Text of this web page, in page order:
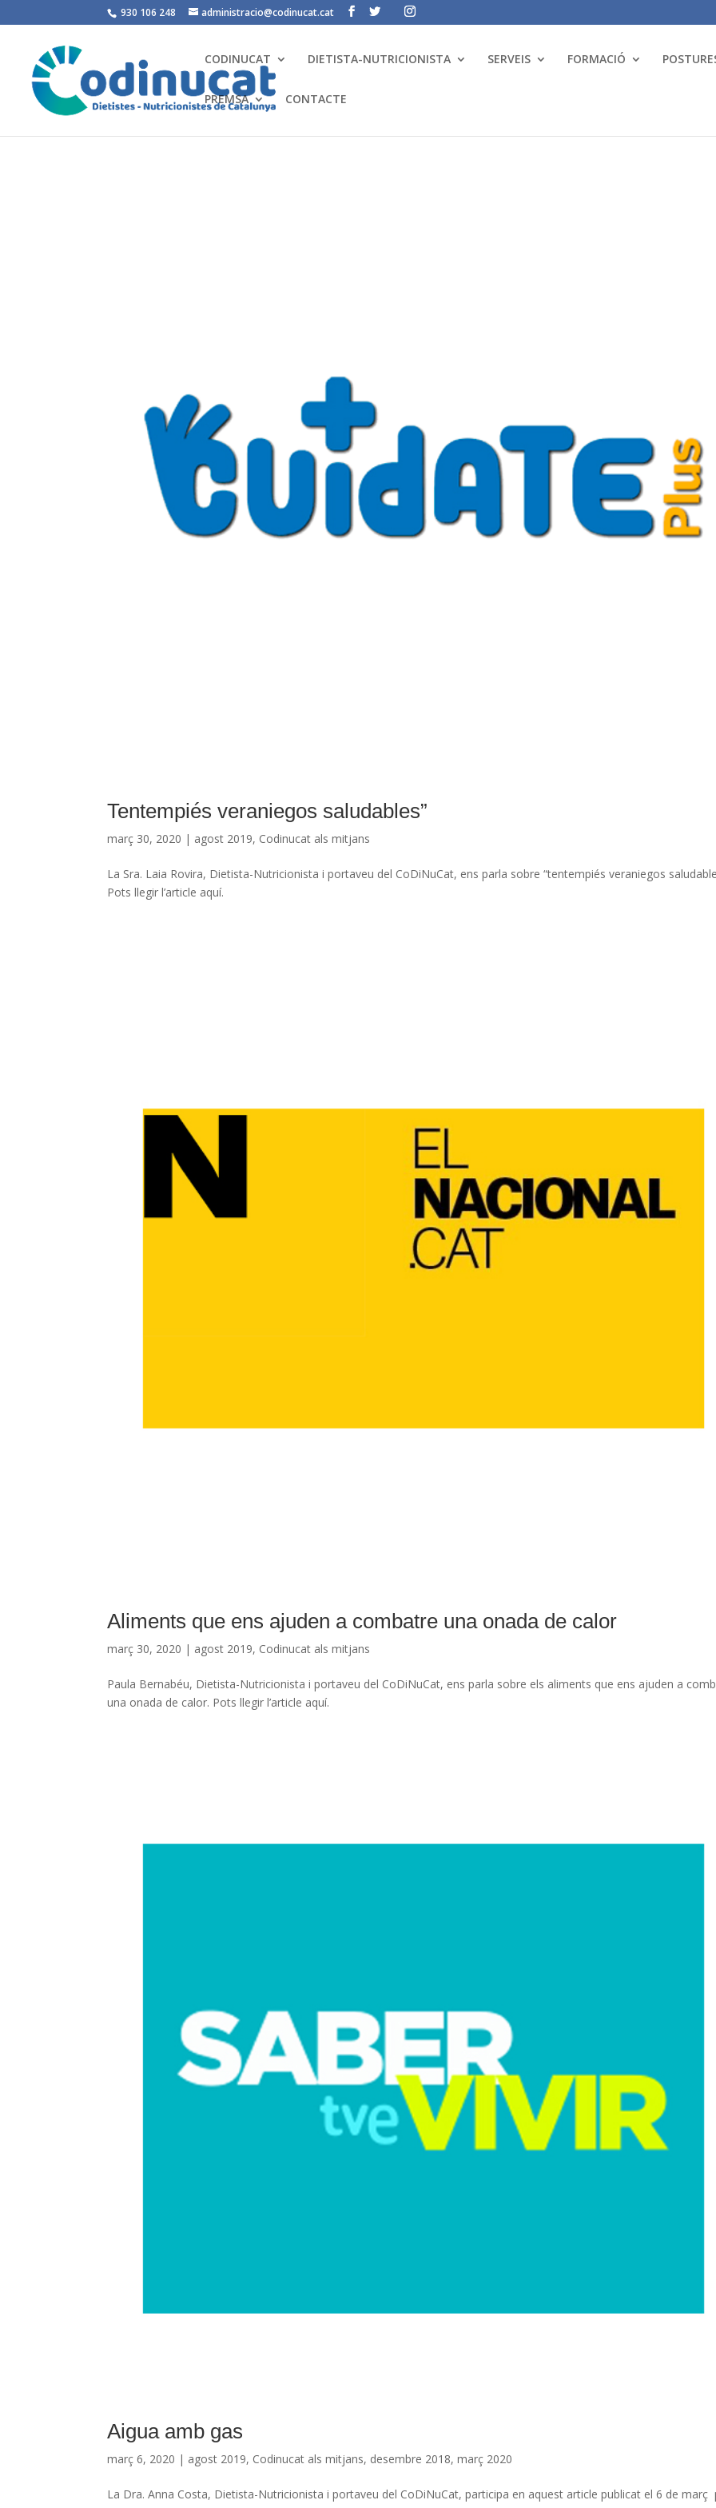
930 106 248 administracio@codinucat.cat
CODINUCAT DIETISTA-NUTRICIONISTA SERVEIS FORMACIÓ
PREMSA CONTACTE
Tentempiés veraniegos saludables”
març 30, 2020 | agost 2019, Codinucat als mitjans
La Sra. Laia Rovira, Dietista-Nutricionista i portaveu del CoDiNuCat, ens parla sobre “tentempiés veraniegos
Pots llegir l’article aquí.
Aliments que ens ajuden a combatre una onada de calor
març 30, 2020 | agost 2019, Codinucat als mitjans
Paula Bernabéu, Dietista-Nutricionista i portaveu del CoDiNuCat, ens parla sobre els aliments que ens ajuden a
una onada de calor. Pots llegir l’article aquí.
Aigua amb gas
març 6, 2020 | agost 2019, Codinucat als mitjans, desembre 2018,març 2020
La Dra. Anna Costa, Dietista-Nutricionista i portaveu del CoDiNuCat, participa en aquest article publicat el 6 de març